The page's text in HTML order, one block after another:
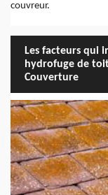
couvreur.
Les facteurs qui
hydrofuge de
Couverture